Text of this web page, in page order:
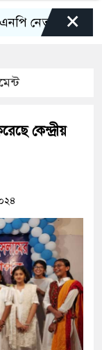
লক্ষ্য করে
×
কেন্দ্রীয়